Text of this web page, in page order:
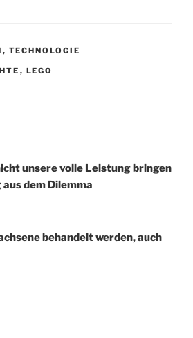
, TECHNOLOGIE
, LEGO
unsere volle Leistung bringen
dem Dilemma
behandelt werden, auch